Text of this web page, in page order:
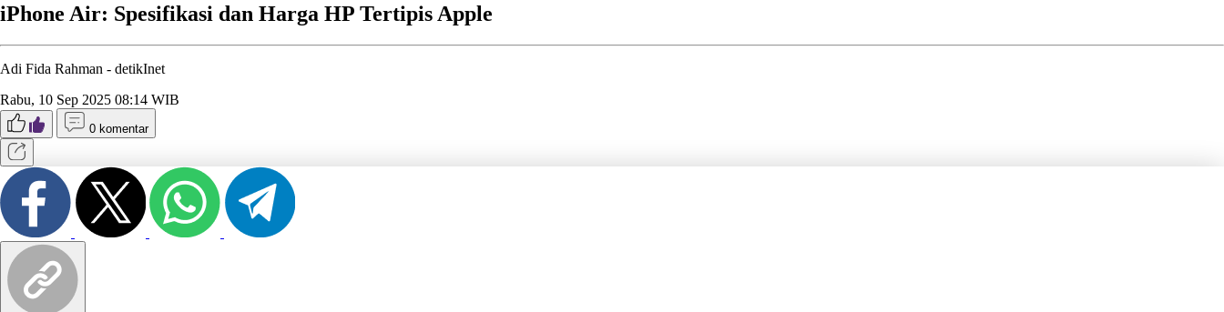
iPhone Air: Spesifikasi dan Harga HP Tertipis Apple
Adi Fida Rahman - detikInet
Rabu, 10 Sep 2025 08:14 WIB
0 komentar